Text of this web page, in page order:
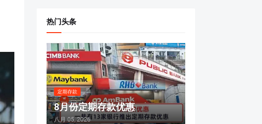
热门头条
定期存款
8月份定期存款优惠
八月 05, 2026